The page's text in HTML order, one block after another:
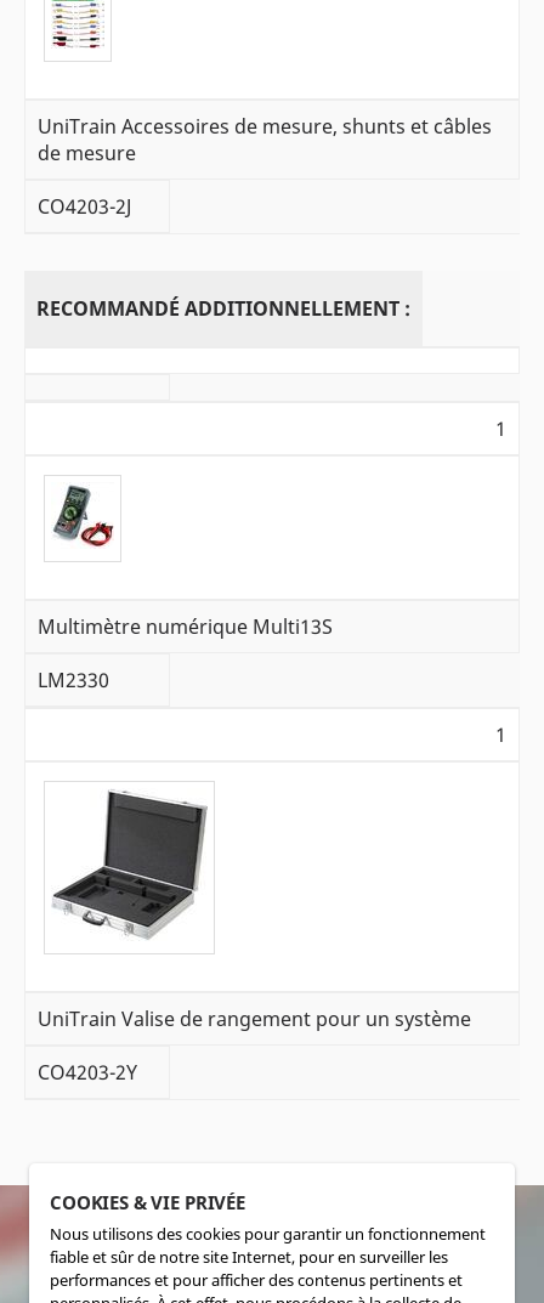
UniTrain Accessoires de mesure, shunts et câbles
de mesure
CO4203-2J
RECOMMANDÉ ADDITIONNELLEMENT :
1
Multimètre numérique Multi13S
LM2330
1
UniTrain Valise de rangement pour un système
CO4203-2Y
SOCIALMEDIA
COOKIES & VIE PRIVÉE
Nous utilisons des cookies pour garantir un fonctionnement
fiable et sûr de notre site Internet, pour en surveiller les
performances et pour afficher des contenus pertinents et